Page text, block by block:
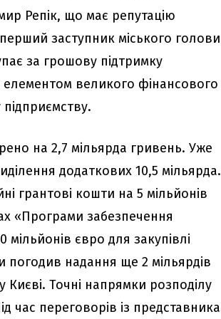
Репік, що має репутацію
заступник міського голови
за грошову підтримку
великого фінансового
на 2,7 мільярда гривень. Уже
додаткових 10,5 мільярда.
грантові кошти на 5 мільйонів
«Програми забезпечення
мільйонів євро для закупівлі
погодив надання ще 2 мільярдів
Києві. Точні напрямки розподілу
час переговорів із